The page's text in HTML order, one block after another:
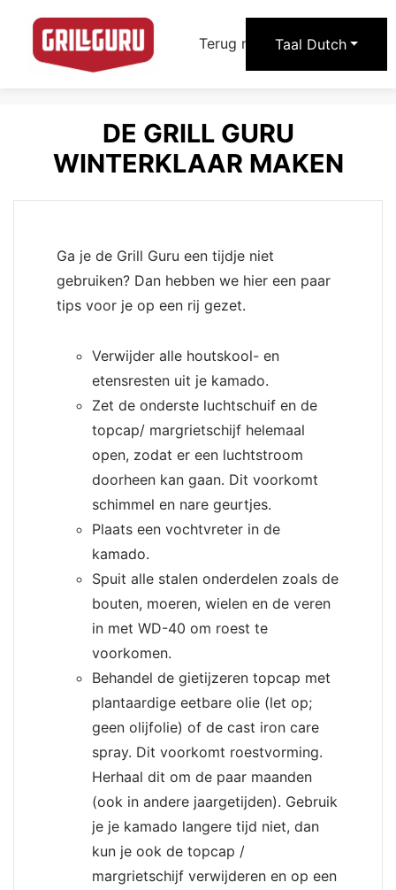
Terug naar Grill Guruarrow_forward
DE GRILL GURU
WINTERKLAAR MAKEN
Ga je de Grill Guru een tijdje niet
gebruiken? Dan hebben we hier een paar
tips voor je op een rij gezet.
Verwijder alle houtskool- en
etensresten uit je kamado.
Zet de onderste luchtschuif en de
topcap/ margrietschijf helemaal
open, zodat er een luchtstroom
doorheen kan gaan. Dit voorkomt
schimmel en nare geurtjes.
Plaats een vochtvreter in de
kamado.
Spuit alle stalen onderdelen zoals de
bouten, moeren, wielen en de veren
in met WD-40 om roest te
voorkomen.
Behandel de gietijzeren topcap met
plantaardige eetbare olie (let op;
geen olijfolie) of de cast iron care
spray. Dit voorkomt roestvorming.
Herhaal dit om de paar maanden
(ook in andere jaargetijden). Gebruik
je je kamado langere tijd niet, dan
kun je ook de topcap /
margrietschijf verwijderen en op een
Taal Dutch